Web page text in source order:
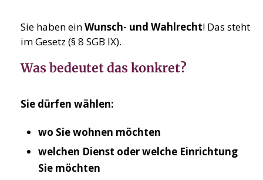
Sie haben einWunsch- und Wahlrecht! Das steht
im Gesetz (§ 8 SGB IX).
Was bedeutet das konkret?
Sie dürfen wählen:
wo Sie wohnen möchten
welchen Dienst oder welche Einrichtung
Sie möchten